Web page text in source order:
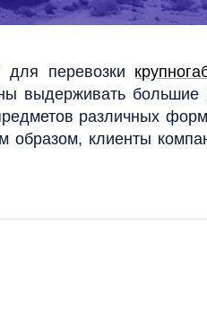
для перевозки
выдерживать большие
различных
образом, клиенты